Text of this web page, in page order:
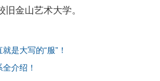
旧金山艺术大学。
是大写的“服”！
介绍！